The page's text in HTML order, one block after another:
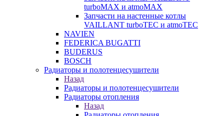
turboMAX и atmoMAX
Запчасти на настенные котлы
VAILLANT turboTEC и atmoTEC
NAVIEN
FEDERICA BUGATTI
BUDERUS
BOSCH
Радиаторы и полотенцесушители
Назад
Радиаторы и полотенцесушители
Радиаторы отопления
Назад